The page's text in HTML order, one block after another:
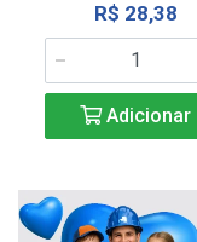
R$ 28,38
Adicionar